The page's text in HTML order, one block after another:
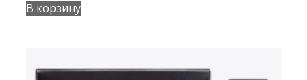
В корзину